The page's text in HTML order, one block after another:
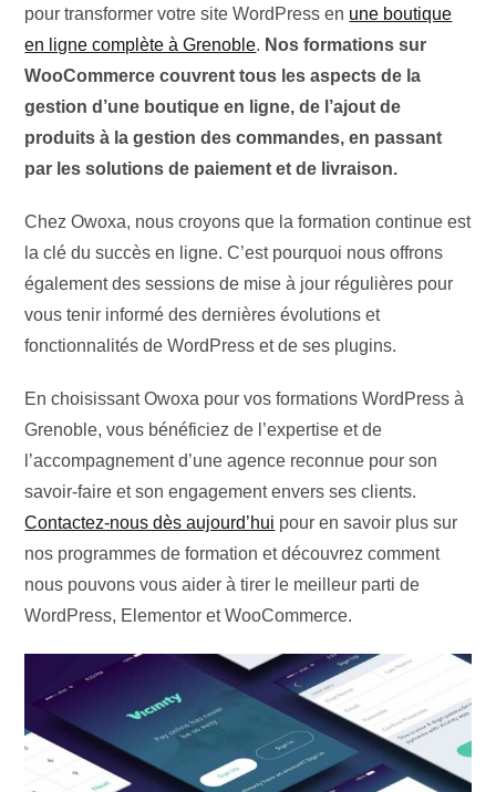
pour transformer votre site WordPress en une boutique
en ligne complète à Grenoble. Nos formations sur
WooCommerce couvrent tous les aspects de la
gestion d’une boutique en ligne, de l’ajout de
produits à la gestion des commandes, en passant
par les solutions de paiement et de livraison.
Chez Owoxa, nous croyons que la formation continue est
la clé du succès en ligne. C’est pourquoi nous offrons
également des sessions de mise à jour régulières pour
vous tenir informé des dernières évolutions et
fonctionnalités de WordPress et de ses plugins.
En choisissant Owoxa pour vos formations WordPress à
Grenoble, vous bénéficiez de l’expertise et de
l’accompagnement d’une agence reconnue pour son
savoir-faire et son engagement envers ses clients.
Contactez-nous dès aujourd’hui pour en savoir plus sur
nos programmes de formation et découvrez comment
nous pouvons vous aider à tirer le meilleur parti de
WordPress, Elementor et WooCommerce.